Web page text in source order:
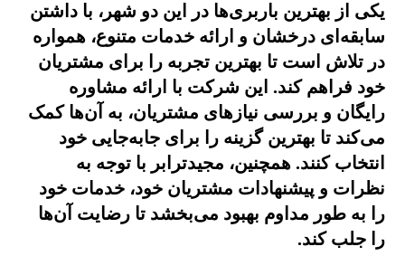
یکی از بهترین باربری‌ها در این دو شهر، با داشتن
سابقه‌ای درخشان و ارائه خدمات متنوع، همواره
در تلاش است تا بهترین تجربه را برای مشتریان
خود فراهم کند. این شرکت با ارائه مشاوره
رایگان و بررسی نیازهای مشتریان، به آن‌ها کمک
می‌کند تا بهترین گزینه را برای جابه‌جایی خود
انتخاب کنند. همچنین، مجیدترابر با توجه به
نظرات و پیشنهادات مشتریان خود، خدمات خود
را به طور مداوم بهبود می‌بخشد تا رضایت آن‌ها
را جلب کند.